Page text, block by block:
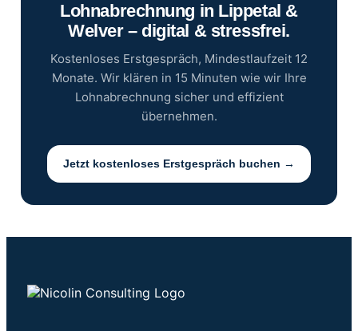
Lohnabrechnung in Lippetal &
Welver – digital & stressfrei.
Kostenloses Erstgespräch, Mindestlaufzeit 12
Monate. Wir klären in 15 Minuten wie wir Ihre
Lohnabrechnung sicher und effizient
übernehmen.
Jetzt kostenloses Erstgespräch buchen →